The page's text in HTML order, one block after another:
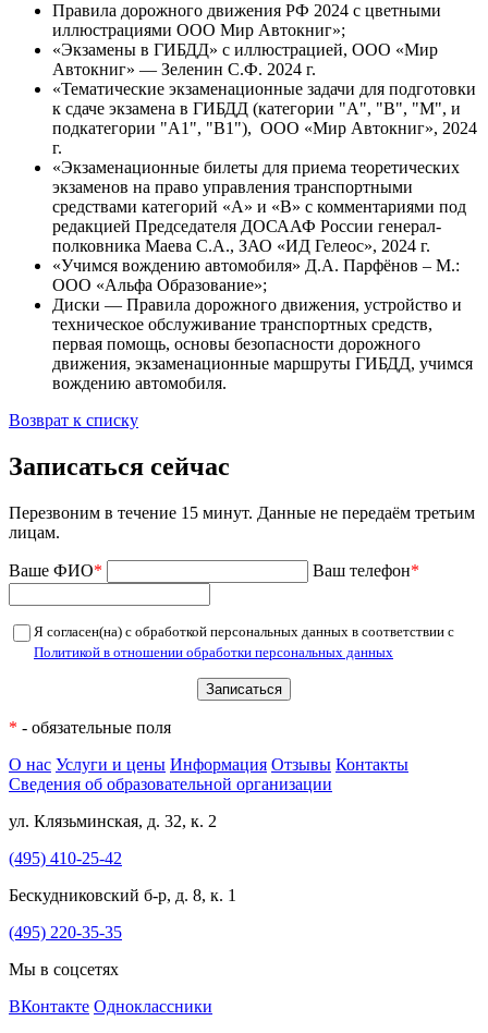
Правила дорожного движения РФ 2024 с цветными
иллюстрациями ООО Мир Автокниг»;
«Экзамены в ГИБДД» с иллюстрацией, ООО «Мир
Автокниг» — Зеленин С.Ф. 2024 г.
«Тематические экзаменационные задачи для подготовки
к сдаче экзамена в ГИБДД (категории "А", "В", "М", и
подкатегории "А1", "В1"), ООО «Мир Автокниг», 2024
г.
«Экзаменационные билеты для приема теоретических
экзаменов на право управления транспортными
средствами категорий «А» и «В» с комментариями под
редакцией Председателя ДОСААФ России генерал-
полковника Маева С.А., ЗАО «ИД Гелеос», 2024 г.
«Учимся вождению автомобиля» Д.А. Парфёнов – М.:
ООО «Альфа Образование»;
Диски — Правила дорожного движения, устройство и
техническое обслуживание транспортных средств,
первая помощь, основы безопасности дорожного
движения, экзаменационные маршруты ГИБДД, учимся
вождению автомобиля.
Возврат к списку
Записаться сейчас
Перезвоним в течение 15 минут. Данные не передаём третьим
лицам.
Ваше ФИО* Ваш телефон*
Я согласен(на) с обработкой персональных данных в соответствии с
Политикой в отношении обработки персональных данных
* - обязательные поля
О нас Услуги и цены Информация Отзывы Контакты
Сведения об образовательной организации
ул. Клязьминская, д. 32, к. 2
(495) 410-25-42
Бескудниковский б-р, д. 8, к. 1
(495) 220-35-35
Мы в соцсетях
ВКонтакте Одноклассники